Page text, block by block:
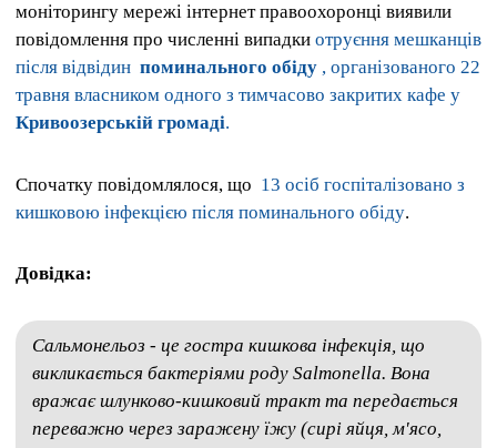
моніторингу мережі інтернет правоохоронці виявили
повідомлення про численні випадки отруєння мешканців
після відвідин поминального обіду , організованого 22
травня власником одного з тимчасово закритих кафе у
Кривоозерській громаді.
Спочатку повідомлялося, що 13 осіб госпіталізовано з
кишковою інфекцією після поминального обіду.
Довідка:
Сальмонельоз - це гостра кишкова інфекція, що
викликається бактеріями роду Salmonella. Вона
вражає шлунково-кишковий тракт та передається
переважно через заражену їжу (сирі яйця, м'ясо,